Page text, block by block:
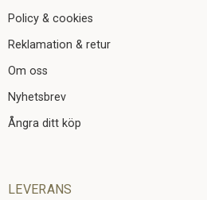
Policy & cookies
Reklamation & retur
Om oss
Nyhetsbrev
Ångra ditt köp
LEVERANS